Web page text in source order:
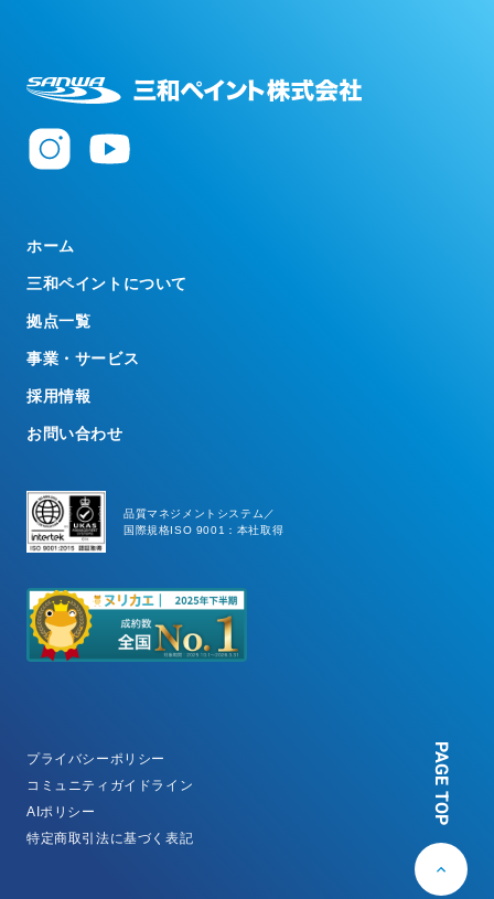
ホーム
三和ペイントについて
拠点一覧
事業・サービス
採用情報
お問い合わせ
品質マネジメントシステム／
国際規格ISO 9001：本社取得
プライバシーポリシー
コミュニティガイドライン
AIポリシー
特定商取引法に基づく表記
PAGE TOP